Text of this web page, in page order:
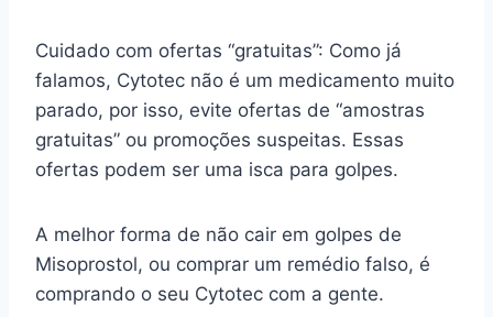
Cuidado com ofertas “gratuitas”: Como já
falamos, Cytotec não é um medicamento muito
parado, por isso, evite ofertas de “amostras
gratuitas” ou promoções suspeitas. Essas
ofertas podem ser uma isca para golpes.
A melhor forma de não cair em golpes de
Misoprostol, ou comprar um remédio falso, é
comprando o seu Cytotec com a gente.